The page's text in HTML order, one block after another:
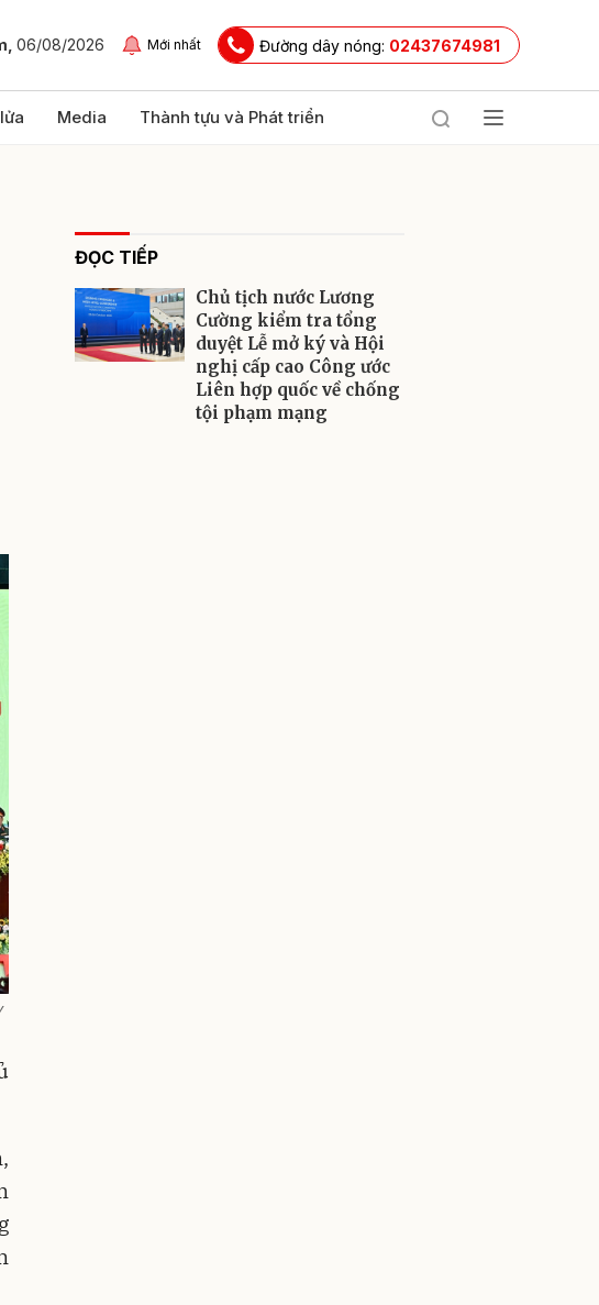
06/08/2026 Mới nhất Đường dây nóng: 02437674981
Media Thành tựu và Phát triển
ĐỌC TIẾP
Chủ tịch nước Lương
Cường kiểm tra tổng
duyệt Lễ mở ký và Hội
nghị cấp cao Công ước
Liên hợp quốc về chống
tội phạm mạng
Gửi